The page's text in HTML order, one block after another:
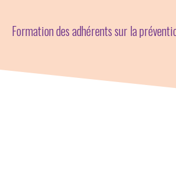
Formation des adhérents sur la